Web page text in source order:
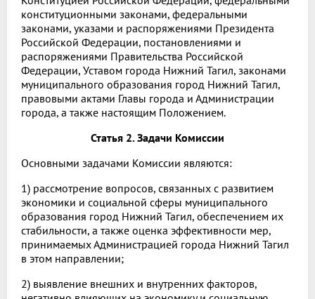
конституционными законами, федеральными
законами, указами и распоряжениями Президента
Российской Федерации, постановлениями и
распоряжениями Правительства Российской
Федерации, Уставом города Нижний Тагил, законами
муниципального образования город Нижний Тагил,
правовыми актами Главы города и Администрации
города, а также настоящим Положением.
Статья 2. Задачи Комиссии
Основными задачами Комиссии являются:
1) рассмотрение вопросов, связанных с развитием
экономики и социальной сферы муниципального
образования город Нижний Тагил, обеспечением их
стабильности, а также оценка эффективности мер,
принимаемых Администрацией города Нижний Тагил
в этом направлении;
2) выявление внешних и внутренних факторов,